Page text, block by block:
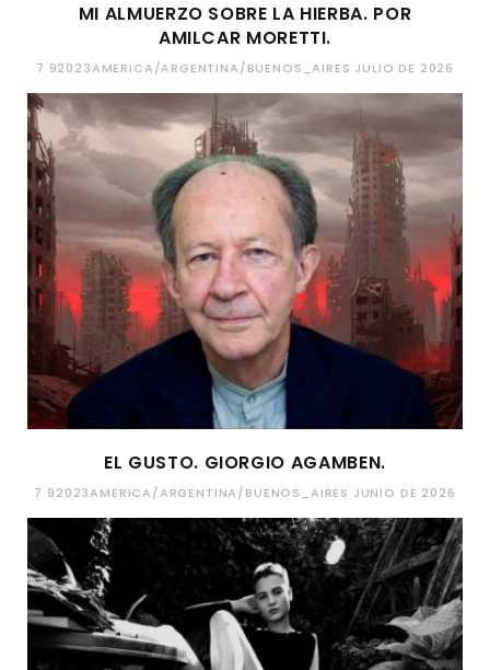
MI ALMUERZO SOBRE LA HIERBA. POR
AMILCAR MORETTI.
7 92023AMERICA/ARGENTINA/BUENOS_AIRES JULIO DE 2026
EL GUSTO. GIORGIO AGAMBEN.
7 92023AMERICA/ARGENTINA/BUENOS_AIRES JUNIO DE 2026